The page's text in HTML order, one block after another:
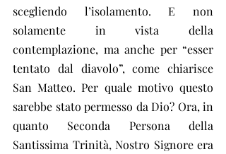
scegliendo l’isolamento. E non
solamente in vista della
contemplazione, ma anche per “esser
tentato dal diavolo”, come chiarisce
San Matteo. Per quale motivo questo
sarebbe stato permesso da Dio? Ora, in
quanto Seconda Persona della
Santissima Trinità, Nostro Signore era